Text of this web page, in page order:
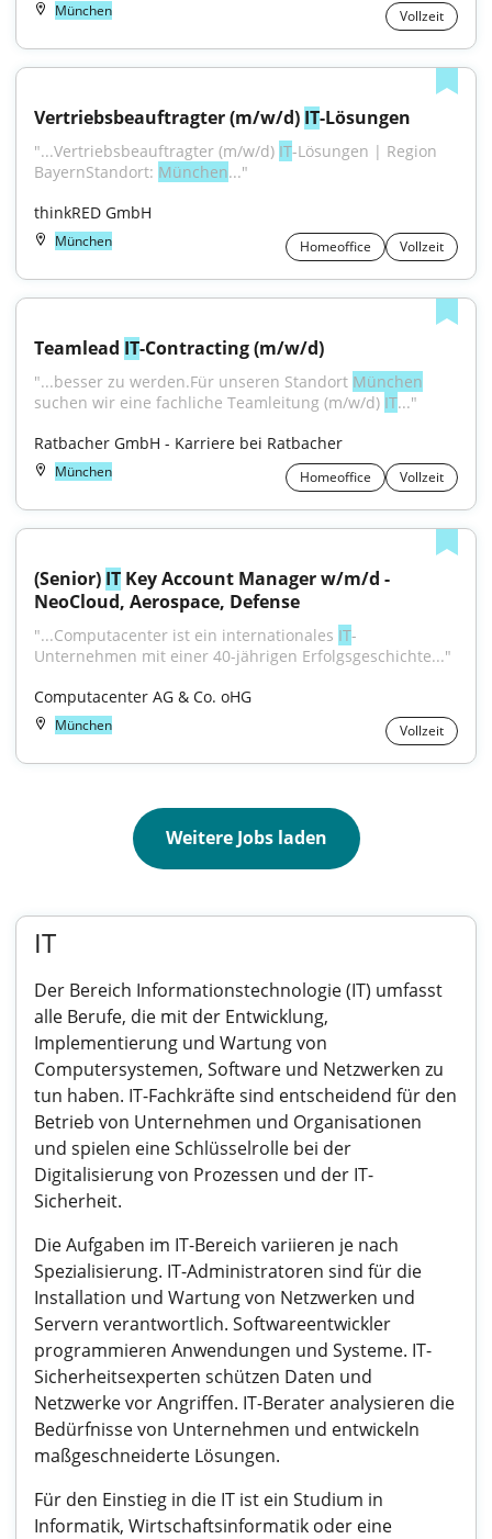
München Vollzeit
Vertriebsbeauftragter (m/w/d) IT-Lösungen
"...Vertriebsbeauftragter (m/w/d) IT-Lösungen | Region
BayernStandort: München..."
thinkRED GmbH
München Homeoffice Vollzeit
Teamlead IT-Contracting (m/w/d)
"...besser zu werden.Für unseren Standort München
suchen wir eine fachliche Teamleitung (m/w/d) IT..."
Ratbacher GmbH - Karriere bei Ratbacher
München Homeoffice Vollzeit
(Senior) IT Key Account Manager w/m/d -
NeoCloud, Aerospace, Defense
"...Computacenter ist ein internationales IT-
Unternehmen mit einer 40-jährigen Erfolgsgeschichte..."
Computacenter AG & Co. oHG
München Vollzeit
Weitere Jobs laden
IT
Der Bereich Informationstechnologie (IT) umfasst
alle Berufe, die mit der Entwicklung,
Implementierung und Wartung von
Computersystemen, Software und Netzwerken zu
tun haben. IT-Fachkräfte sind entscheidend für den
Betrieb von Unternehmen und Organisationen
und spielen eine Schlüsselrolle bei der
Digitalisierung von Prozessen und der IT-
Sicherheit.
Die Aufgaben im IT-Bereich variieren je nach
Spezialisierung. IT-Administratoren sind für die
Installation und Wartung von Netzwerken und
Servern verantwortlich. Softwareentwickler
programmieren Anwendungen und Systeme. IT-
Sicherheitsexperten schützen Daten und
Netzwerke vor Angriffen. IT-Berater analysieren die
Bedürfnisse von Unternehmen und entwickeln
maßgeschneiderte Lösungen.
Für den Einstieg in die IT ist ein Studium in
Informatik, Wirtschaftsinformatik oder eine